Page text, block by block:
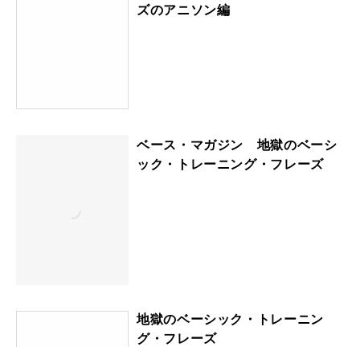
ズのアニソン編
ベース・マガジン 地獄のベーシ
ック・トレーニング・フレーズ
地獄のベーシック・トレーニン
グ・フレーズ